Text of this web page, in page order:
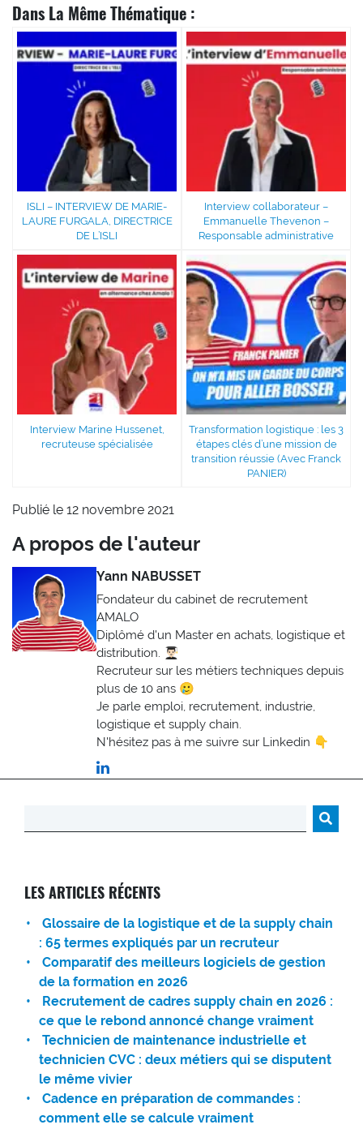
Dans La Même Thématique :
ISLI – INTERVIEW DE MARIE-
LAURE FURGALA, DIRECTRICE
DE L’ISLI
Interview collaborateur –
Emmanuelle Thevenon –
Responsable administrative
Interview Marine Hussenet,
recruteuse spécialisée
Transformation logistique : les 3
étapes clés d’une mission de
transition réussie (Avec Franck
PANIER)
Publié le 12 novembre 2021
A propos de l'auteur
Yann NABUSSET
Fondateur du cabinet de recrutement
AMALO
Diplômé d'un Master en achats, logistique et
distribution. 👨🏻‍🎓
Recruteur sur les métiers techniques depuis
plus de 10 ans 🥲
Je parle emploi, recrutement, industrie,
logistique et supply chain.
N'hésitez pas à me suivre sur Linkedin 👇
LES ARTICLES RÉCENTS
Glossaire de la logistique et de la supply chain
: 65 termes expliqués par un recruteur
Comparatif des meilleurs logiciels de gestion
de la formation en 2026
Recrutement de cadres supply chain en 2026 :
ce que le rebond annoncé change vraiment
Technicien de maintenance industrielle et
technicien CVC : deux métiers qui se disputent
le même vivier
Cadence en préparation de commandes :
comment elle se calcule vraiment